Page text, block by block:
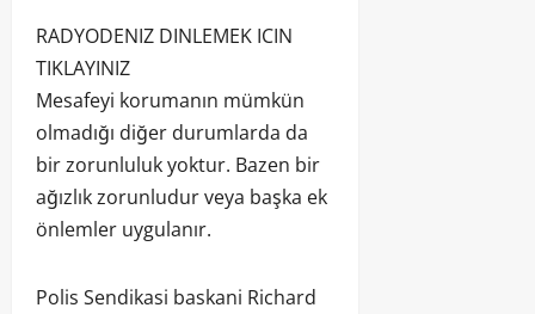
RADYODENIZ DINLEMEK ICIN
TIKLAYINIZ
Mesafeyi korumanın mümkün
olmadığı diğer durumlarda da
bir zorunluluk yoktur. Bazen bir
ağızlık zorunludur veya başka ek
önlemler uygulanır.
Polis Sendikasi baskani Richard